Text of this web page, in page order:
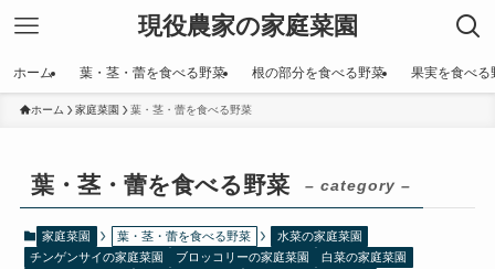
現役農家の家庭菜園
ホーム 葉・茎・蕾を食べる野菜 根の部分を食べる野菜 果実を食べる
ホーム 家庭菜園 葉・茎・蕾を食べる野菜
葉・茎・蕾を食べる野菜 – category –
家庭菜園 葉・茎・蕾を食べる野菜
水菜の家庭菜園
チンゲンサイの家庭菜園
ブロッコリーの家庭菜園
白菜の家庭菜園